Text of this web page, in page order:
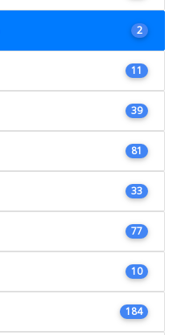
2
11
39
81
33
77
10
184